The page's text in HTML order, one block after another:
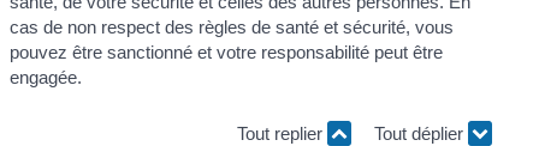
cas de non respect des règles de santé et sécurité, vous
pouvez être sanctionné et votre responsabilité peut être
engagée.
Tout replier Tout déplier